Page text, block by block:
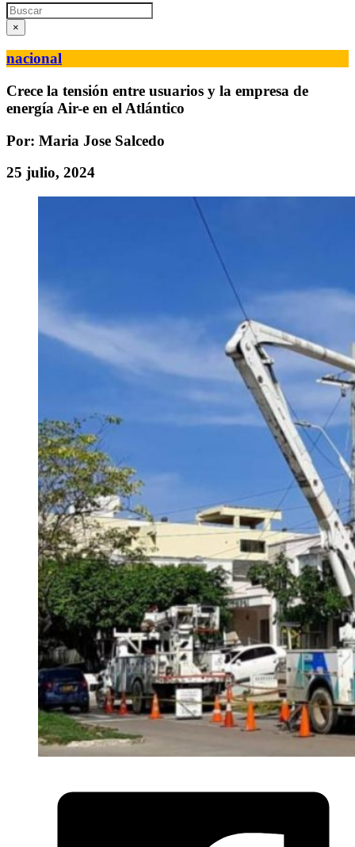
Search
×
nacional
Crece la tensión entre usuarios y la empresa de
energía Air-e en el Atlántico
Por: Maria Jose Salcedo
25 julio, 2024